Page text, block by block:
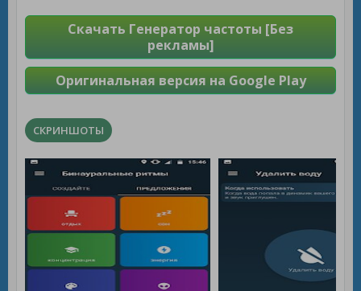
Скачать Генератор частоты [Без
рекламы]
Оригинальная версия на Google Play
СКРИНШОТЫ